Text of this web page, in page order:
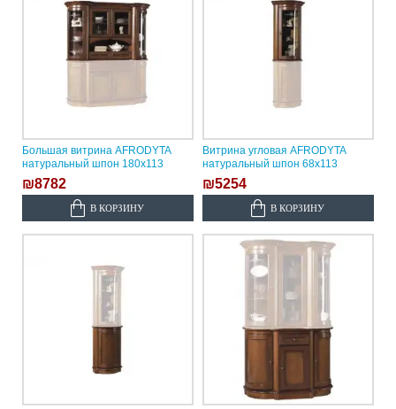
Большая витрина AFRODYTA
натуральный шпон 180х113
₪8782
В КОРЗИНУ
Витрина угловая AFRODYTA
натуральный шпон 68х113
₪5254
В КОРЗИНУ